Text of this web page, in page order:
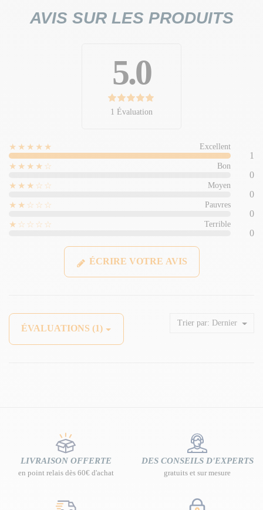
AVIS SUR LES PRODUITS
5.0
1 Évaluation
★★★★★ Excellent
1
★★★★☆
Bon
0
★★★☆☆
Moyen
0
★★☆☆☆
Pauvres
0
★☆☆☆☆
Terrible
0
ÉCRIRE VOTRE AVIS
ÉVALUATIONS (1)
Trier par: Dernier
LIVRAISON OFFERTE
en point relais dès 60€ d'achat
DES CONSEILS D'EXPERTS
gratuits et sur mesure